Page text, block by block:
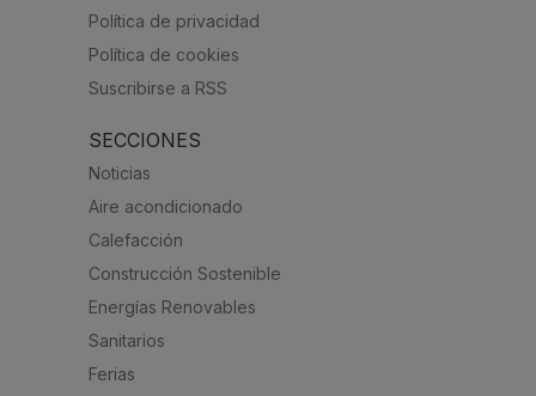
Política de privacidad
Política de cookies
Suscribirse a RSS
SECCIONES
Noticias
Aire acondicionado
Calefacción
Construcción Sostenible
Energías Renovables
Sanitarios
Ferias